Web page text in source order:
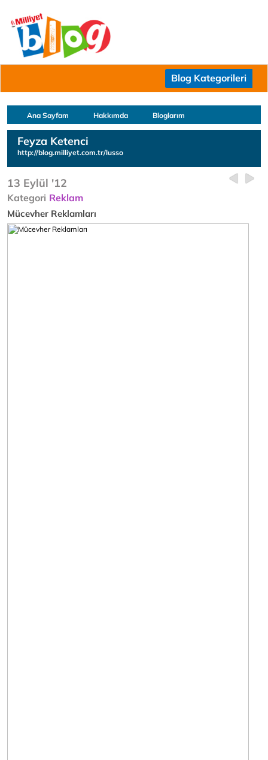
Blog Kategorileri
Ana Sayfam Hakkımda Bloglarım
Feyza Ketenci
http://blog.milliyet.com.tr/lusso
13 Eylül '12
Kategori Reklam
Mücevher Reklamları